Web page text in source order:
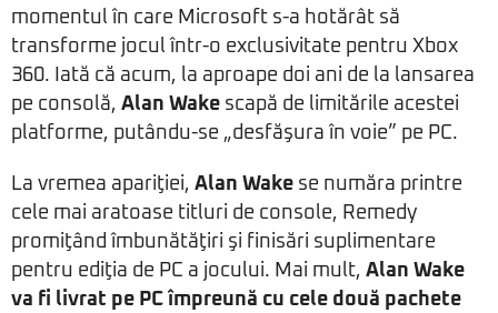
momentul în care Microsoft s-a hotărât să
transforme jocul într-o exclusivitate pentru Xbox
360. Iată că acum, la aproape doi ani de la lansarea
pe consolă, Alan Wake scapă de limitările acestei
platforme, putându-se „desfăşura în voie” pe PC.
La vremea apariţiei, Alan Wake se număra printre
cele mai aratoase titluri de console, Remedy
promiţând îmbunătăţiri şi finisări suplimentare
pentru ediţia de PC a jocului. Mai mult, Alan Wake
va fi livrat pe PC împreună cu cele două pachete